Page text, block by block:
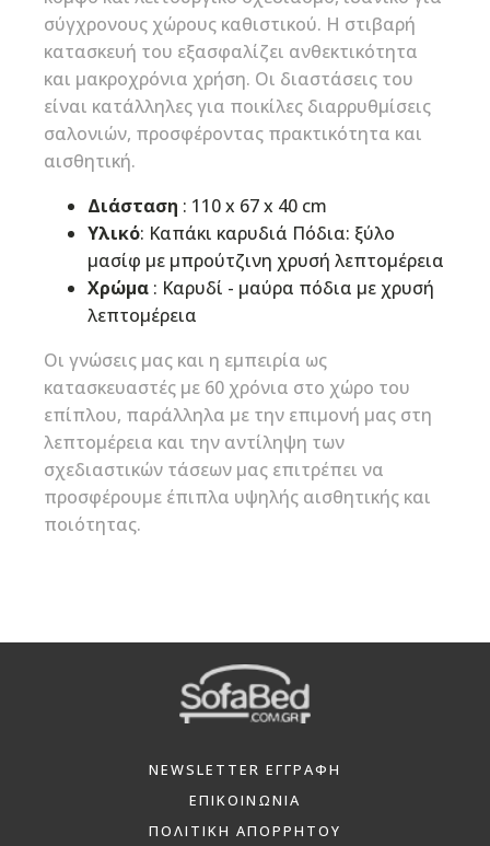
σύγχρονους χώρους καθιστικού. Η στιβαρή
κατασκευή του εξασφαλίζει ανθεκτικότητα
και μακροχρόνια χρήση. Οι διαστάσεις του
είναι κατάλληλες για ποικίλες διαρρυθμίσεις
σαλονιών, προσφέροντας πρακτικότητα και
αισθητική.
Διάσταση : 110 x 67 x 40 cm
Υλικό: Καπάκι καρυδιά Πόδια: ξύλο
μασίφ με μπρούτζινη χρυσή λεπτομέρεια
Χρώμα : Καρυδί - μαύρα πόδια με χρυσή
λεπτομέρεια
Οι γνώσεις μας και η εμπειρία ως
κατασκευαστές με 60 χρόνια στο χώρο του
επίπλου, παράλληλα με την επιμονή μας στη
λεπτομέρεια και την αντίληψη των
σχεδιαστικών τάσεων μας επιτρέπει να
προσφέρουμε έπιπλα υψηλής αισθητικής και
ποιότητας.
NEWSLETTER ΕΓΓΡΑΦΗ
ΕΠΙΚΟΙΝΩΝΙΑ
ΠΟΛΙΤΙΚΗ ΑΠΟΡΡΗΤΟΥ